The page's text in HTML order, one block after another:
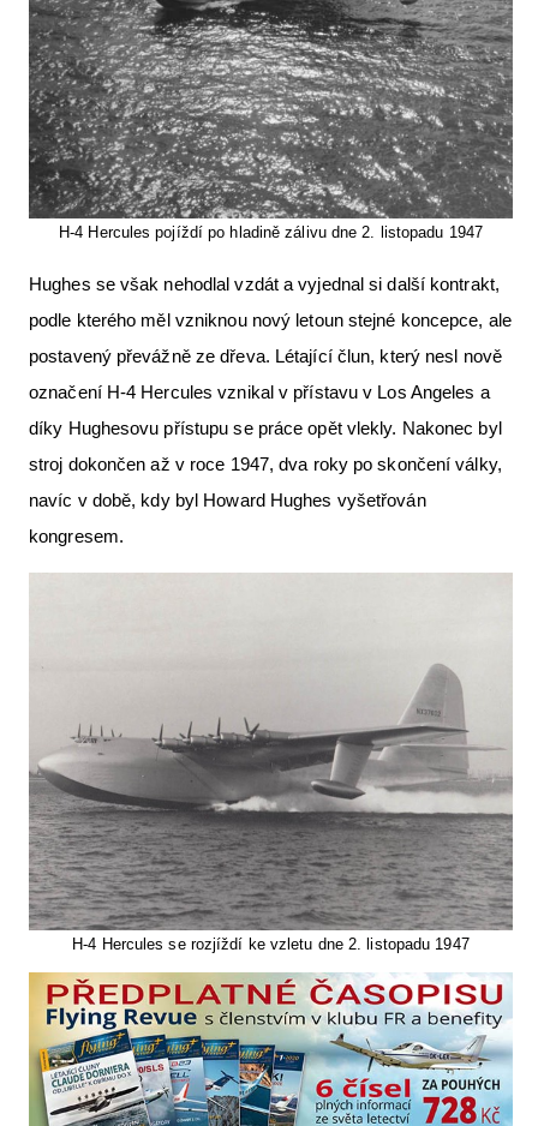
H-4 Hercules pojíždí po hladině zálivu dne 2. listopadu 1947
Hughes se však nehodlal vzdát a vyjednal si další kontrakt,
podle kterého měl vzniknou nový letoun stejné koncepce, ale
postavený převážně ze dřeva. Létající člun, který nesl nově
označení H-4 Hercules vznikal v přístavu v Los Angeles a
díky Hughesovu přístupu se práce opět vlekly. Nakonec byl
stroj dokončen až v roce 1947, dva roky po skončení války,
navíc v době, kdy byl Howard Hughes vyšetřován
kongresem.
H-4 Hercules se rozjíždí ke vzletu dne 2. listopadu 1947